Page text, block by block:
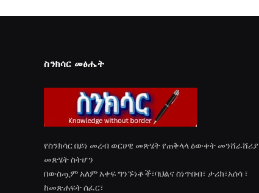
ስንክሳር መፅሔት
የስንክሳር በይነ መረብ ወርሀዊ መጽሄት የጠቅላላ ዕውቀት መንሸራሸሪያ
መጽሄት ስትሆን
በውስጧም አለም አቀፍ ግንኙነቶች፣ባህልና ስነጥበብ፣ ታሪክ፣አሰሳ ፣
ከመጽሐፍት ሰፈር፣